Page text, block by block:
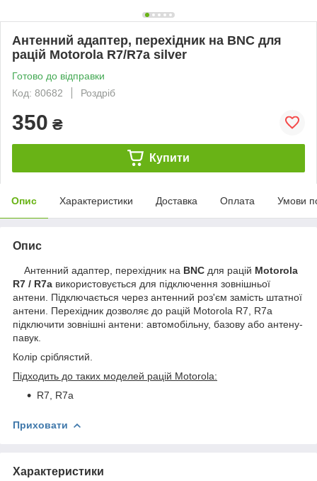
Антенний адаптер, перехідник на BNC для
рацій Motorola R7/R7a silver
Готово до відправки
Код: 80682
Роздріб
350 ₴
Купити
Опис Характеристики Доставка Оплата Умови
Опис
Антенний адаптер, перехідник на BNC для рацій Motorola
R7 / R7a використовується для підключення зовнішньої
антени. Підключається через антенний роз'єм замість штатної
антени. Перехідник дозволяє до рацій Motorola R7, R7a
підключити зовнішні антени: автомобільну, базову або антену-
павук.
Колір сріблястий.
Підходить до таких моделей рацій Motorola:
R7, R7a
Приховати
Характеристики